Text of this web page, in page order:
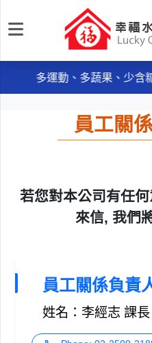
幸福水泥
每日規律運動30分鐘輕鬆做
多運動、多蔬果、少含
《品質政策》~ ● 服務週到
● 品質保證：控制不良率，
質管理
《品質政策》~ ● 服務週到
● 品質保證：控制不良率，
員工關
若您對本公司有任
來信, 我們
員工關係負責
姓名：李經志 課長